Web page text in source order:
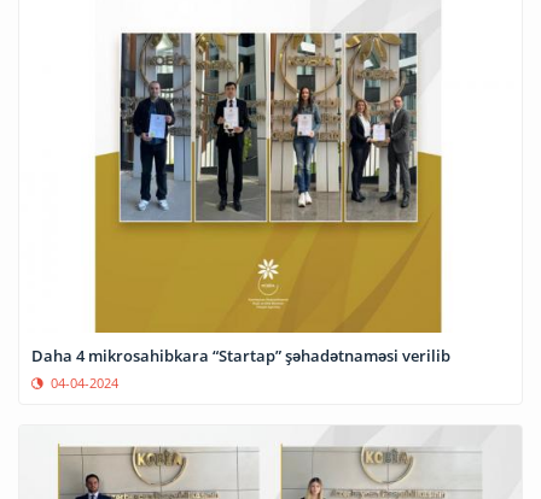
Daha 4 mikrosahibkara “Startap” şəhadətnaməsi verilib
04-04-2024